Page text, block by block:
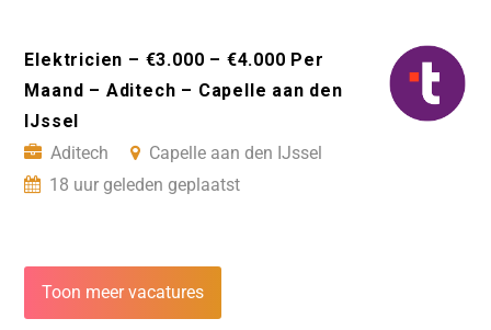
Elektricien – €3.000 – €4.000 Per
Maand – Aditech – Capelle aan den
IJssel
Aditech
Capelle aan den IJssel
18 uur geleden geplaatst
Toon meer vacatures